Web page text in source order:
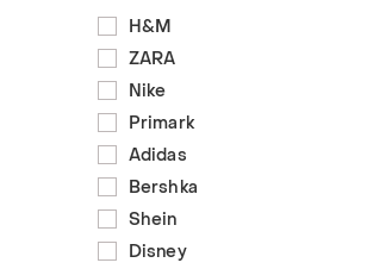
H&M
ZARA
Nike
Primark
Adidas
Bershka
Shein
Disney